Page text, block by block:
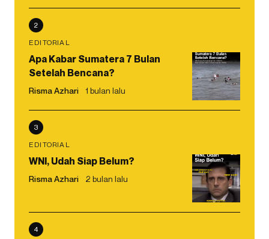
2
EDITORIAL
Apa Kabar Sumatera 7 Bulan
Setelah Bencana?
Risma Azhari 1 bulan lalu
3
EDITORIAL
WNI, Udah Siap Belum?
Risma Azhari 2 bulan lalu
4